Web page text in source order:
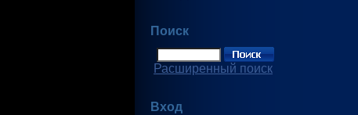
Поиск
Расширенный поиск
Вход